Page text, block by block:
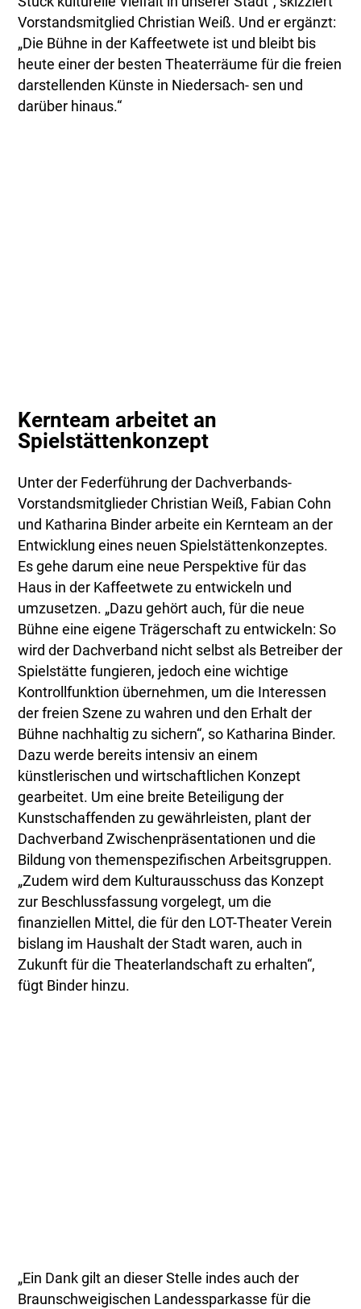
Vorstandsmitglied Christian Weiß. Und er ergänzt:
„Die Bühne in der Kaffeetwete ist und bleibt bis
heute einer der besten Theaterräume für die freien
darstellenden Künste in Niedersach- sen und
darüber hinaus.“
Kernteam arbeitet an
Spielstättenkonzept
Unter der Federführung der Dachverbands-
Vorstandsmitglieder Christian Weiß, Fabian Cohn
und Katharina Binder arbeite ein Kernteam an der
Entwicklung eines neuen Spielstättenkonzeptes.
Es gehe darum eine neue Perspektive für das
Haus in der Kaffeetwete zu entwickeln und
umzusetzen. „Dazu gehört auch, für die neue
Bühne eine eigene Trägerschaft zu entwickeln: So
wird der Dachverband nicht selbst als Betreiber der
Spielstätte fungieren, jedoch eine wichtige
Kontrollfunktion übernehmen, um die Interessen
der freien Szene zu wahren und den Erhalt der
Bühne nachhaltig zu sichern“, so Katharina Binder.
Dazu werde bereits intensiv an einem
künstlerischen und wirtschaftlichen Konzept
gearbeitet. Um eine breite Beteiligung der
Kunstschaffenden zu gewährleisten, plant der
Dachverband Zwischenpräsentationen und die
Bildung von themenspezifischen Arbeitsgruppen.
„Zudem wird dem Kulturausschuss das Konzept
zur Beschlussfassung vorgelegt, um die
finanziellen Mittel, die für den LOT-Theater Verein
bislang im Haushalt der Stadt waren, auch in
Zukunft für die Theaterlandschaft zu erhalten“,
fügt Binder hinzu.
„Ein Dank gilt an dieser Stelle indes auch der
Braunschweigischen Landessparkasse für die